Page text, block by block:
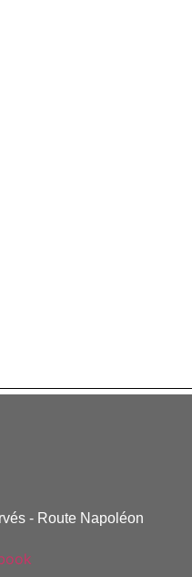
- Route Napoléon